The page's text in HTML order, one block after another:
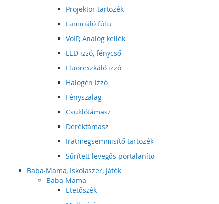
Projektor tartozék
Lamináló fólia
VoIP, Analóg kellék
LED izzó, fénycső
Fluoreszkáló izzó
Halogén izzó
Fényszalag
Csuklótámasz
Deréktámasz
Iratmegsemmisítő tartozék
Sűrített levegős portalanító
Baba-Mama, Iskolaszer, Játék
Baba-Mama
Etetőszék